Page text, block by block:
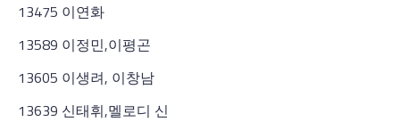
13475 이연화
13589 이정민,이평곤
13605 이생려, 이창남
13639 신태휘,멜로디 신